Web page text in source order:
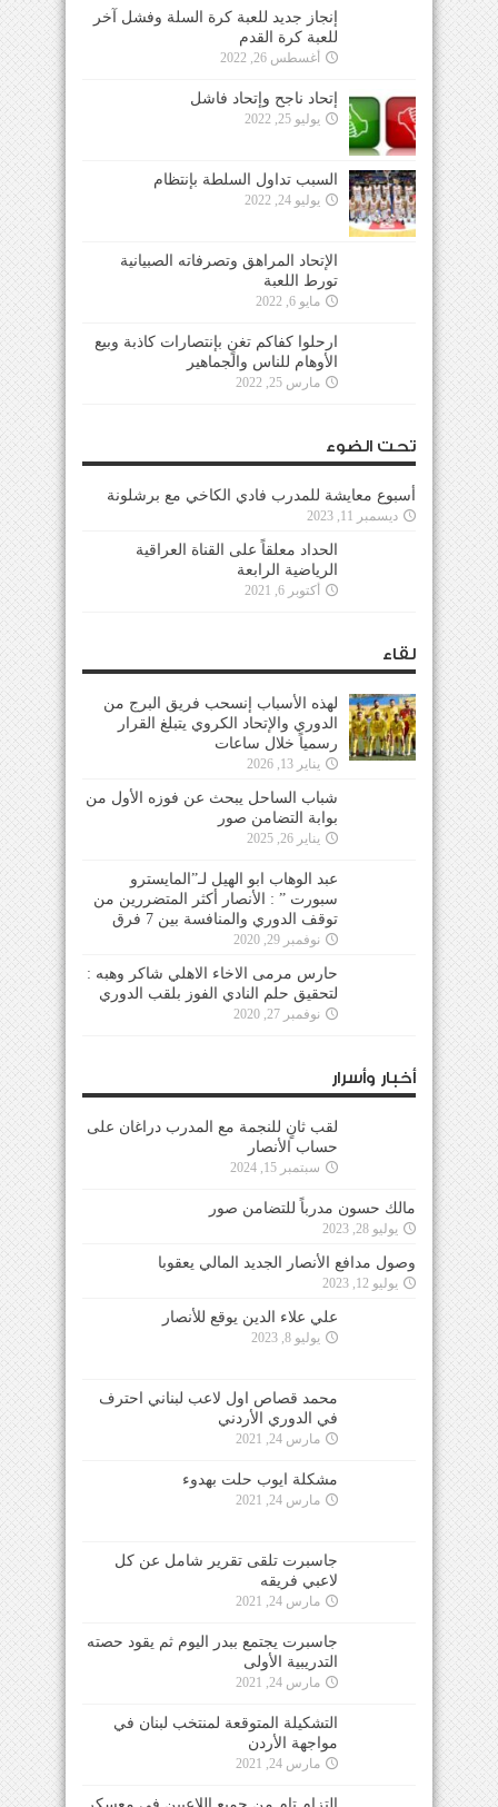
إنجاز جديد للعبة كرة السلة وفشل آخر
للعبة كرة القدم
أغسطس 26, 2022
إتحاد ناجح وإتحاد فاشل
يوليو 25, 2022
السبب تداول السلطة بإنتظام
يوليو 24, 2022
الإتحاد المراهق وتصرفاته الصبيانية
تورط اللعبة
مايو 6, 2022
ارحلوا كفاكم تغنٍ بإنتصارات كاذبة وبيع
الأوهام للناس والجماهير
مارس 25, 2022
تحت الضوء
أسبوع معايشة للمدرب فادي الكاخي مع برشلونة
ديسمبر 11, 2023
الحداد معلقاً على القناة العراقية
الرياضية الرابعة
أكتوبر 6, 2021
لقاء
لهذه الأسباب إنسحب فريق البرج من
الدوري والإتحاد الكروي يتبلغ القرار
رسمياً خلال ساعات
يناير 13, 2026
شباب الساحل يبحث عن فوزه الأول من
بوابة التضامن صور
يناير 26, 2025
عبد الوهاب ابو الهيل لـ”المايسترو
سبورت ” : الأنصار أكثر المتضررين من
توقف الدوري والمنافسة بين 7 فرق
نوفمبر 29, 2020
حارس مرمى الاخاء الاهلي شاكر وهبه :
لتحقيق حلم النادي الفوز بلقب الدوري
نوفمبر 27, 2020
أخبار وأسرار
لقب ثانٍ للنجمة مع المدرب دراغان على
حساب الأنصار
سبتمبر 15, 2024
مالك حسون مدرباً للتضامن صور
يوليو 28, 2023
وصول مدافع الأنصار الجديد المالي يعقوبا
يوليو 12, 2023
علي علاء الدين يوقع للأنصار
يوليو 8, 2023
محمد قصاص اول لاعب لبناني احترف
في الدوري الأردني
مارس 24, 2021
مشكلة ايوب حلت بهدوء
مارس 24, 2021
جاسبرت تلقى تقرير شامل عن كل
لاعبي فريقه
مارس 24, 2021
جاسبرت يجتمع ببدر اليوم ثم يقود حصته
التدريبية الأولى
مارس 24, 2021
التشكيلة المتوقعة لمنتخب لبنان في
مواجهة الأردن
مارس 24, 2021